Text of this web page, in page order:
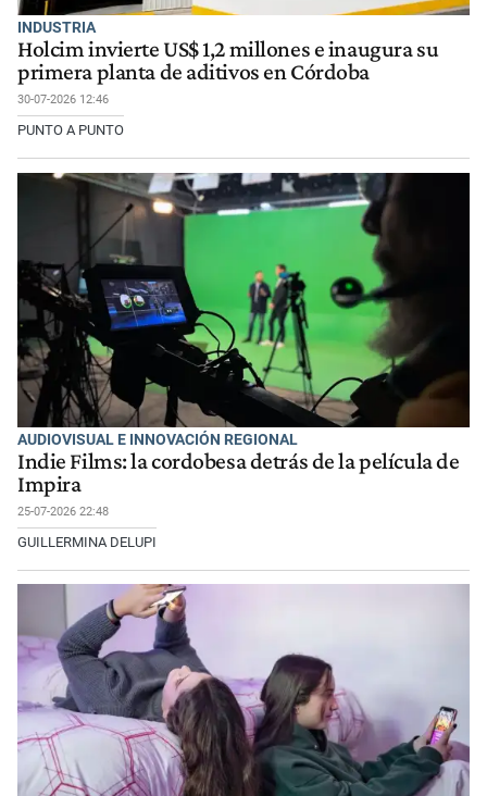
INDUSTRIA
Holcim invierte US$ 1,2 millones e inaugura su
primera planta de aditivos en Córdoba
30-07-2026 12:46
PUNTO A PUNTO
AUDIOVISUAL E INNOVACIÓN REGIONAL
Indie Films: la cordobesa detrás de la película de
Impira
25-07-2026 22:48
GUILLERMINA DELUPI